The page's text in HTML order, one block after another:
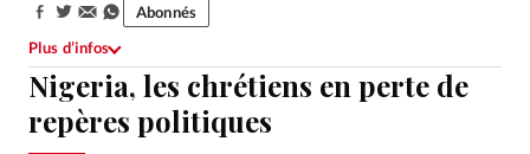
Opinions
Tous les articles
Faire un don
Nigeria, les chrétiens en perte de
repères politiques
Partager:
Abonnés
Plus d’infos